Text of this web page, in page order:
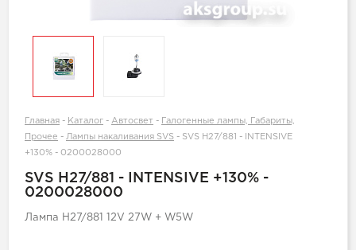
Главная - Каталог - Автосвет -
Галогенные лампы, Габариты,
Прочее - Лампы накаливания SVS - SVS H27/881 - INTENSIVE
+130% - 0200028000
SVS H27/881 - INTENSIVE +130% -
0200028000
Лампа H27/881 12V 27W + W5W